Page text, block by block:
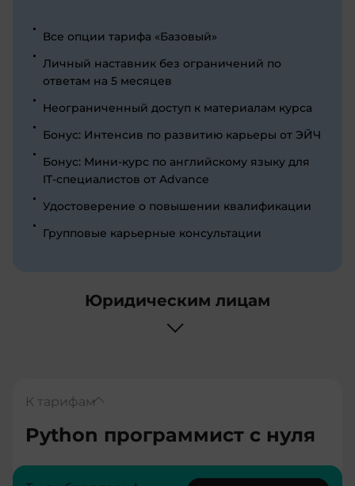
Все опции тарифа «Базовый»
Личный наставник без ограничений по
ответам на 5 месяцев
Неограниченный доступ к материалам курса
Бонус: Интенсив по развитию карьеры от ЭЙЧ
Бонус: Мини-курс по английскому языку для
IT-специалистов от Advance
Удостоверение о повышении квалификации
Групповые карьерные консультации
Юридическим лицам
К тарифам
Python программист с нуля